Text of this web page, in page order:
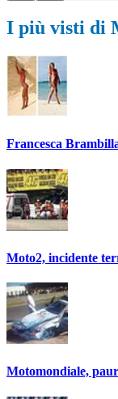
I più visti di
Francesca
Moto2, incidente
Motomondiale,